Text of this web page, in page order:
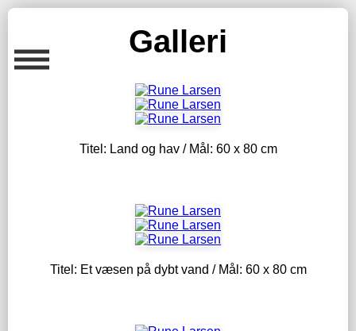
Galleri
Titel: Land og hav / Mål: 60 x 80 cm
Titel: Et væsen på dybt vand / Mål: 60 x 80 cm